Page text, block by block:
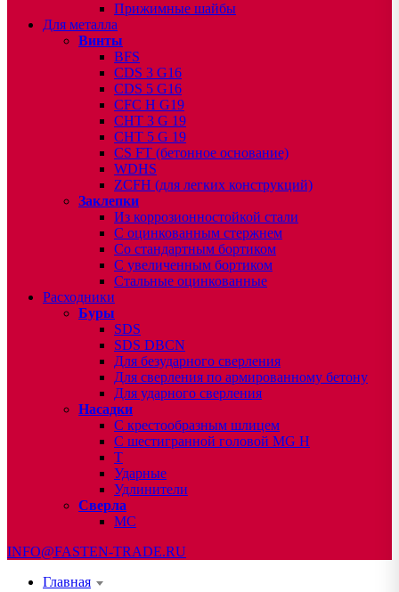
Прижимные шайбы
Для металла
Винты
BFS
CDS 3 G16
CDS 5 G16
CFC H G19
CHT 3 G 19
CHT 5 G 19
CS FT (бетонное основание)
WDHS
ZCFH (для легких конструкций)
Заклепки
Из коррозионностойкой стали
С оцинкованным стержнем
Со стандартным бортиком
С увеличенным бортиком
Стальные оцинкованные
Расходники
Буры
SDS
SDS DBCN
Для безударного сверления
Для сверления по армированному бетону
Для ударного сверления
Насадки
С крестообразным шлицем
С шестигранной головой MG H
T
Ударные
Удлинители
Сверла
МС
INFO@FASTEN-TRADE.RU
Главная